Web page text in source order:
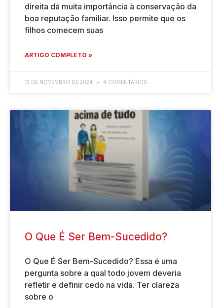
direita dá muita importância à conservação da
boa reputação familiar. Isso permite que os
filhos comecem suas
ARTIGO COMPLETO »
13 DE NOVEMBRO DE 2024 4 COMENTÁRIOS
O Que É Ser Bem-Sucedido?
O Que É Ser Bem-Sucedido? Essa é uma
pergunta sobre a qual todo jovem deveria
refletir e definir cedo na vida. Ter clareza
sobre o